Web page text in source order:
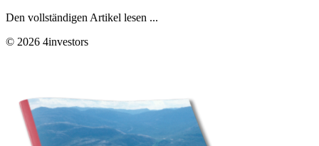
Den vollständigen Artikel lesen ...
© 2026 4investors